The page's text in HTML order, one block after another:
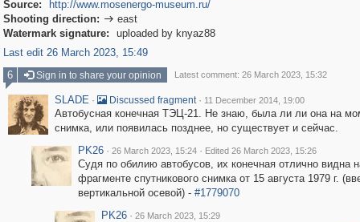
Source:
http://www.mosenergo-museum.ru/
Shooting direction:  east
Watermark signature:
uploaded by knyaz88
Last edit 26 March 2023, 15:49
6
Sign in to share your opinion Latest comment: 26 March 2023, 15:32
SLADE · Discussed fragment · 11 December 2014, 19:00
Автобусная конечная ТЭЦ-21. Не знаю, была ли ли она на
снимка, или появилась позднее, но существует и сейчас.
PK26 · 26 March 2023, 15:24 · Edited 26 March 2023, 15:26
Судя по обилию автобусов, их конечная отлично видна
фрагменте спутникового снимка от 15 августа 1979 г.
вертикальной осевой) - #1779070
PK26 · 26 March 2023, 15:29